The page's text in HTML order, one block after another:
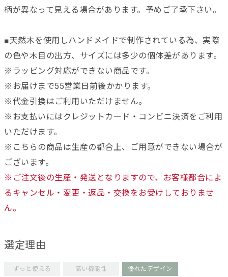
柄が異なって見える場合があります。予めご了承下さい。
■天然木を使用しハンドメイドで制作されている為、実際
の色や木目の出方、サイズには多少の個体差があります。
※ラッピング対応ができない商品です。
※お届けまで55営業日前後かかります。
※代金引換はご利用いただけません。
※お支払いにはクレジットカード・コンビニ決済をご利用
いただけます。
※こちらの商品は生産の都合上、ご用意ができない場合が
ございます。
※ご注文後の生産・発送となりますので、お客様都合によ
るキャンセル・変更・返品・交換をお受けしておりませ
ん。
選定理由
ずっと使える 高い機能性 優れたデザイン